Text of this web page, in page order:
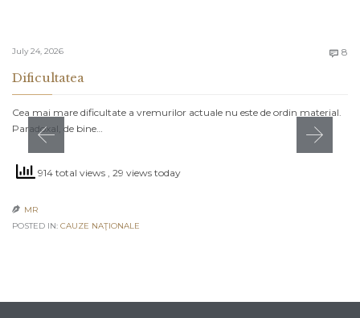
July 24, 2026  8
Dificultatea
Cea mai mare dificultate a vremurilor actuale nu este de ordin material.
Paradoxal, de bine…
914 total views , 29 views today
 MR
POSTED IN: CAUZE NAŢIONALE